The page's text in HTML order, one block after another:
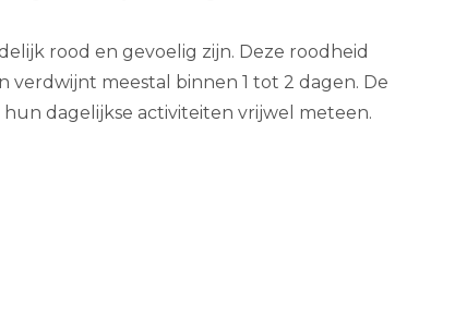
rood en gevoelig zijn. Deze roodheid
verdwijnt meestal binnen 1 tot 2 dagen. De
dagelijkse activiteiten vrijwel meteen.